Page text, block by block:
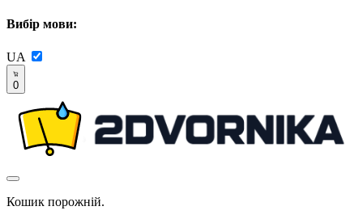
Вибір мови:
UA
0
Кошик порожній.